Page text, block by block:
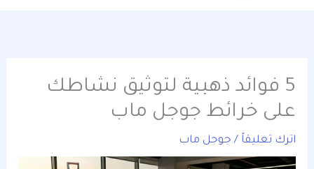
5 فوائد ذهبية لتوثيق نشاطك
على خرائط جوجل ماب
اترك تعليقاً / جوجل ماب